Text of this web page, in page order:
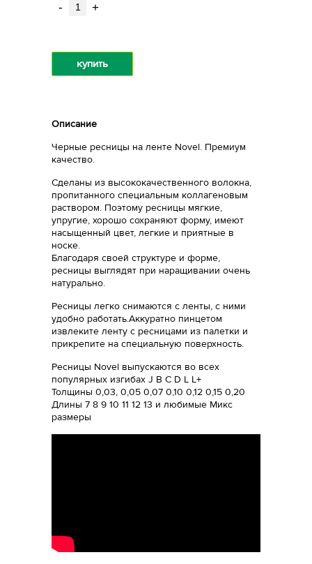
- +
купить
Описание
Черные ресницы на ленте Novel. Премиум
качество.
Сделаны из высококачественного волокна,
пропитанного специальным коллагеновым
раствором. Поэтому ресницы мягкие,
упругие, хорошо сохраняют форму, имеют
насыщенный цвет, легкие и приятные в
носке.
Благодаря своей структуре и форме,
ресницы выглядят при наращивании очень
натурально.
Ресницы легко снимаются с ленты, с ними
удобно работать.Аккуратно пинцетом
извлеките ленту с ресницами из палетки и
прикрепите на специальную поверхность.
Ресницы Novel выпускаются во всех
популярных изгибах J B C D L L+
Толщины 0,03, 0,05 0,07 0,10 0,12 0,15 0,20
Длины 7 8 9 10 11 12 13 и любимые Микс
размеры